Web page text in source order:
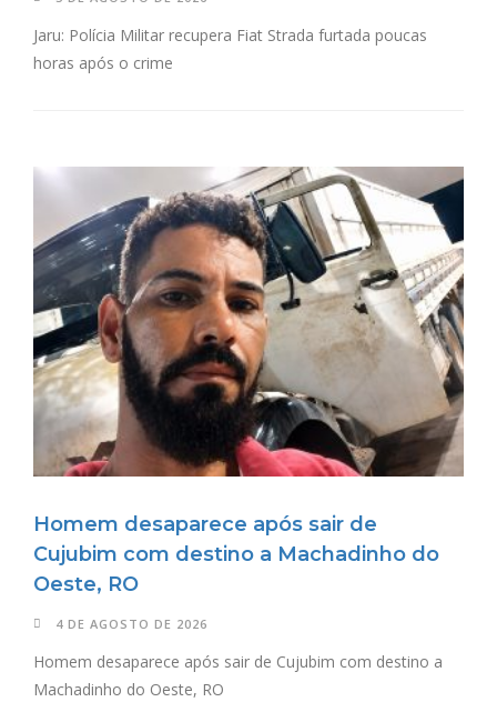
Jaru: Polícia Militar recupera Fiat Strada furtada poucas
horas após o crime
Homem desaparece após sair de
Cujubim com destino a Machadinho do
Oeste, RO
4 DE AGOSTO DE 2026
Homem desaparece após sair de Cujubim com destino a
Machadinho do Oeste, RO